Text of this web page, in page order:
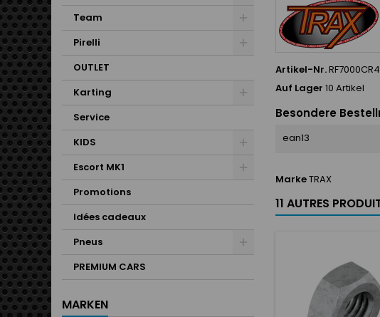
Team
Pirelli
OUTLET
Karting
Service
KIDS
Escort MK1
Promotions
Idées cadeaux
Pneus
PREMIUM CARS
MARKEN
Artikel-Nr.
Auf Lager 10 Artikel
Besondere
ean13
MarkeTRAX
11 AUTRES